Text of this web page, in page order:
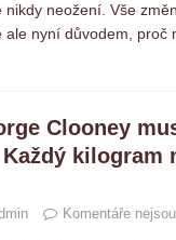
nikdy neožení. Vše
ale nyní důvodem, proč
Clooney
kilogram
Komentáře